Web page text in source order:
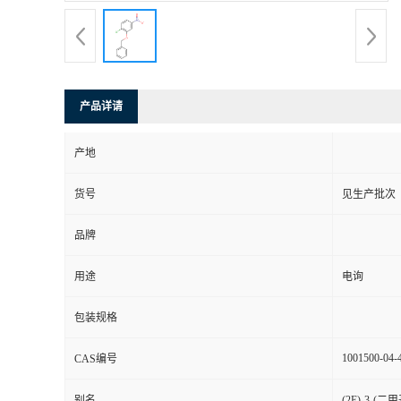
产品详请
产地
货号 见生产批次
品牌
用途 电询
包装规格
CAS编号 1001500-04-